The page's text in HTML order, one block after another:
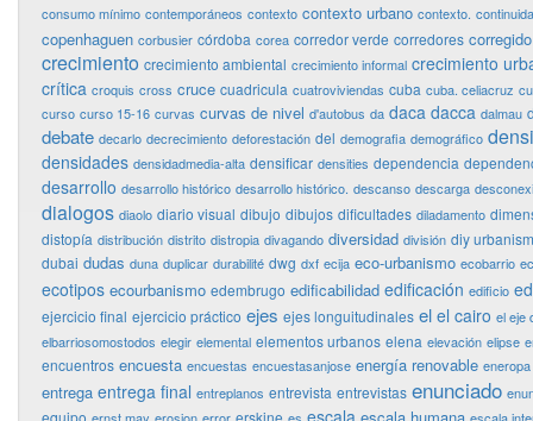
consumo mínimo contemporáneos contexto contexto urbano contexto.
copenhaguen corbusier córdoba corea corredor verde corredores corregido
crecimiento crecimiento ambiental crecimiento informal crecimiento
crítica croquis cross cruce cuadricula cuatroviviendas cuba cuba. celiacruz
curso curso 15-16 curvas curvas de nivel d'autobus da daca dacca dalmau
debate decarlo decrecimiento deforestación del demografia demográfico
densidades densidadmedia-alta densificar densities dependencia
desarrollo desarrollo histórico desarrollo histórico. descanso descarga
dialogos diaolo diario visual dibujo dibujos dificultades diladamento
distopía distribución distrito distropia divagando diversidad división diy urbanism
dubai dudas duna duplicar durabilité dwg dxf ecija eco-urbanismo ecobarrio
ecotipos ecourbanismo edembrugo edificabilidad edificación edificio
ejercicio final ejercicio práctico ejes ejes longuitudinales el el cairo el eje
elbarriosomostodos elegir elemental elementos urbanos elena elevación elipse
encuentros encuesta encuestas encuestasanjose energía renovable eneropa
entrega entrega final entreplanos entrevista entrevistas enunciado
equipo erskine escala